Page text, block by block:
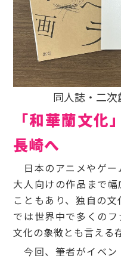
同人誌・二次
「和華蘭文化
長崎へ
日本のアニメやゲー
大人向けの作品まで
こともあり、独自の
では世界中で多くの
文化の象徴とも言える
今回、筆者がイベン